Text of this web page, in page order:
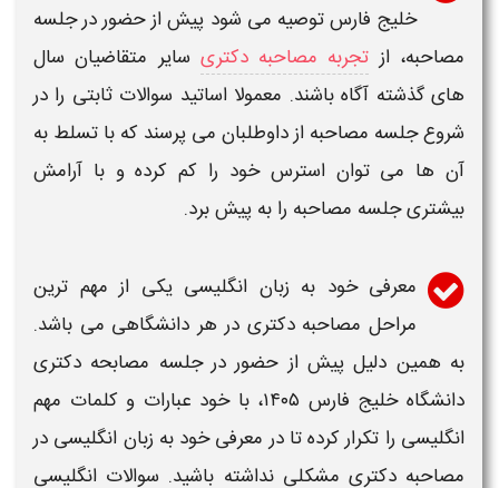
خلیج فارستوصیه می شود پیش از حضور در جلسه
مصاحبه، از تجربه مصاحبه دکتری سایر متقاضیان سال
های گذشته آگاه باشند. معمولا اساتید سوالات ثابتی را در
شروع جلسه مصاحبه از داوطلبان می پرسند که با تسلط به
آن ها می توان استرس خود را کم کرده و با آرامش
بیشتری جلسه مصاحبه را به پیش برد.
معرفی خود به زبان انگلیسی یکی از مهم ترین
مراحلمصاحبه دکتریدر هر دانشگاهی می باشد.
به همین دلیل پیش از حضور در جلسه مصابحه دکتری
دانشگاه خلیج فارس ۱۴۰۵
،با خود عبارات و کلمات مهم
انگلیسی را تکرار کرده تا در معرفی خود به زبان انگلیسی در
مصاحبه دکتری مشکلی نداشته باشید. سوالات انگلیسی